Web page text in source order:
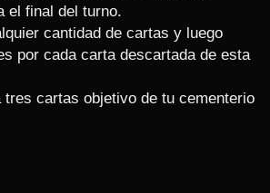
el final del turno.
cantidad de cartas y luego
por cada carta descartada de esta
tres cartas objetivo de tu cementerio